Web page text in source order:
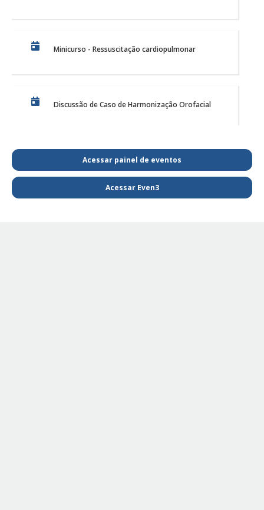
Minicurso - Ressuscitação cardiopulmonar
Discussão de Caso de Harmonização Orofacial
PE Projeto de Reabilitação Funcional
Acessar painel de eventos
Acessar Even3